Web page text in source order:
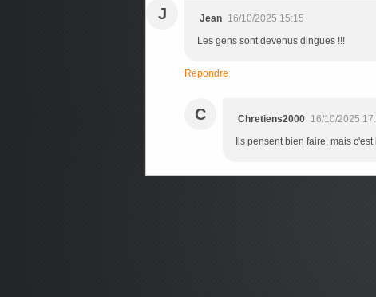
J Jean 16/10/2025 15:15
Les gens sont devenus dingues !!!
Répondre
C Chretiens2000 16/10/2025
Ils pensent bien faire, mais